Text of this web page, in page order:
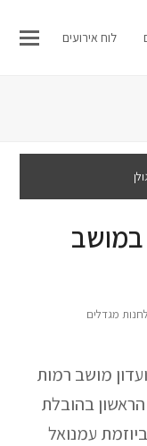
לוח אירועים
במושב
מגדלים
התקיים במועדון מושב רמות
בהובלת
עמנואל